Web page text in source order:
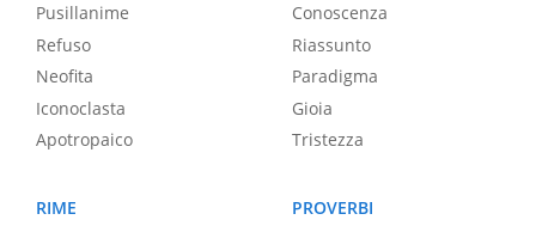
Pusillanime
Refuso
Neofita
Iconoclasta
Apotropaico
Conoscenza
Riassunto
Paradigma
Gioia
Tristezza
RIME
PROVERBI